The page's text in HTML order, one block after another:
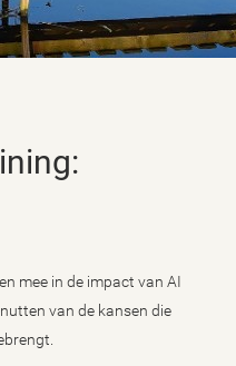
mee in de impact van AI
van de kansen die